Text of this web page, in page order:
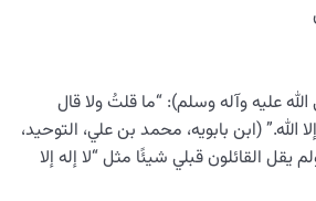
عليه وآله وسلم): “ما قلتُ ولا قال
الله.” (ابن بابويه، محمد بن علي، التوحيد،
يقل القائلون قبلي شيئًا مثل “لا إله إلا